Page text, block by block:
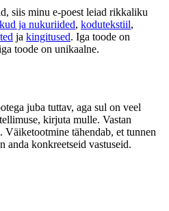
siis minu e-poest leiad rikkaliku
ja nukuriided, kodutekstiil,
ja kingitused. Iga toode on
toode on unikaalne.
juba tuttav, aga sul on veel
kirjuta mulle. Vastan
Väiketootmine tähendab, et tunnen
anda konkreetseid vastuseid.